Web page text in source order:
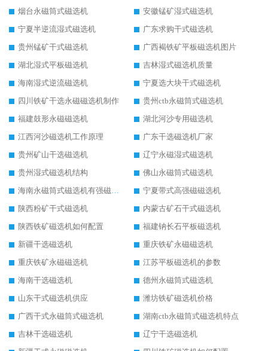
烟台永磁筒式磁选机
安徽锰矿湿式磁选机
宁夏半逆流湿式磁选机
广东求购干式磁选机
贵州锰矿干式磁选机
广西褐铁矿平板磁选机图片
湖北湿式平板磁选机
吉林湿式磁选机质量
海南湿式逆流磁选机
宁夏选大块干式磁选机
四川铁矿干选永磁磁选机制作
贵州ctb永磁筒式磁选机
福建鼓形永磁磁选机
湖北河沙专用磁选机
江西河沙磁选机工作原理
广东干选磁选机厂家
贵州矿山干选磁选机
辽宁永磁湿式磁选机
贵州湿式磁选机结构
佛山永磁筒式磁选机
海南永磁筒式磁选机有强磁的吗
宁夏带式高强磁磁选机
陕西粉矿干式磁选机
内蒙古矿石干式磁选机
陕西铁矿磁选机如何配置
福建钠长石平板磁选机
新疆干选磁选机
重庆铁矿永磁磁选机
重庆铁矿永磁磁选机
江苏平板磁选机的参数
海南干选磁选机
德州永磁筒式磁选机
山东干式磁选机供应
潍坊铁矿磁选机价格
广西干式永磁筒式磁选机
湖南ctb永磁筒式磁选机特点
吉林干选磁选机
辽宁干选磁选机